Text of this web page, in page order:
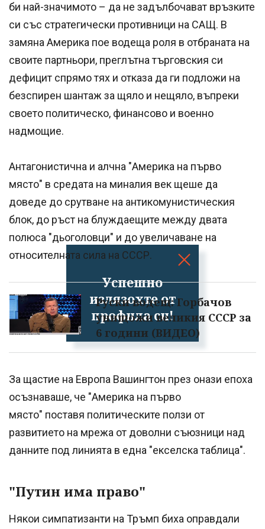
Успешно
излязохте от
профила си!
би най-значимото – да не задълбочават връзките
си със стратегически противници на САЩ. В
замяна Америка пое водеща роля в отбраната на
своите партньори, преглътна търговския си
дефицит спрямо тях и отказа да ги подложи на
безспирен шантаж за щяло и нещяло, въпреки
своето политическо, финансово и военно
надмощие.
Антагонистична и алчна "Америка на първо
място" в средата на миналия век щеше да
доведе до срутване на антикомунистическия
блок, до ръст на блуждаещите между двата
полюса "дьоголовци" и до увеличаване на
относителната сила на СССР.
Руски водещ: Горбачов
унищожи великия СССР за
6 години (ВИДЕО)
За щастие на Европа Вашингтон през онази епоха
осъзнаваше, че "Америка на първо
място" поставя политическите ползи от
развитието на мрежа от доволни съюзници над
данните под линията в една "екселска таблица".
"Путин има право"
Някои симпатизанти на Тръмп биха оправдали